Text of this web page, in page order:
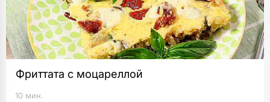
Фриттата с моцареллой
10 мин.